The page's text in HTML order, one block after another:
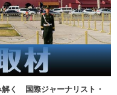
解く 国際ジャーナリスト・